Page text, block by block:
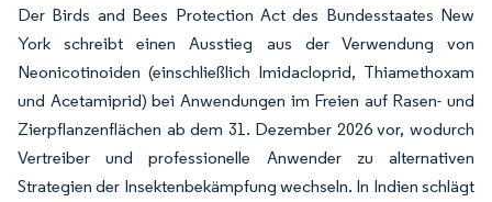
Der Birds and Bees Protection Act des Bundesstaates New
York schreibt einen Ausstieg aus der Verwendung von
Neonicotinoiden (einschließlich Imidacloprid, Thiamethoxam
und Acetamiprid) bei Anwendungen im Freien auf Rasen- und
Zierpflanzenflächen ab dem 31. Dezember 2026 vor, wodurch
Vertreiber und professionelle Anwender zu alternativen
Strategien der Insektenbekämpfung wechseln. In Indien schlägt